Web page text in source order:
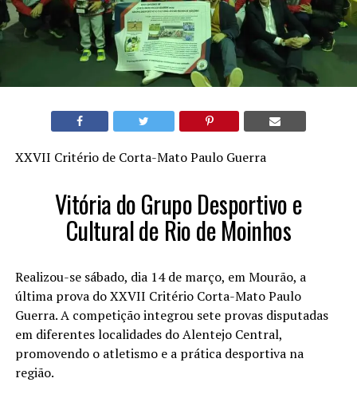
XXVII Critério de Corta-Mato Paulo Guerra
Vitória do Grupo Desportivo e
Cultural de Rio de Moinhos
Realizou-se sábado, dia 14 de março, em Mourão, a
última prova do XXVII Critério Corta-Mato Paulo
Guerra. A competição integrou sete provas disputadas
em diferentes localidades do Alentejo Central,
promovendo o atletismo e a prática desportiva na
região.